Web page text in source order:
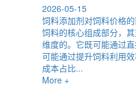
2026-05-15
饲料添加剂对饲料价格
饲料的核心组成部分，
维度的。它既可能通过
可能通过提升饲料利用
成本占比...
More +